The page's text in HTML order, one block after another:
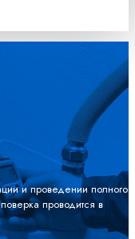
и проведении полного
проводится в